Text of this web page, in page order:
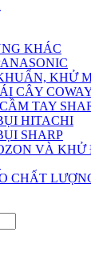
KHÁC
KHỬ
CÂY
TAY
HITACHI
SHARP
VÀ KHỬ
CHẤT